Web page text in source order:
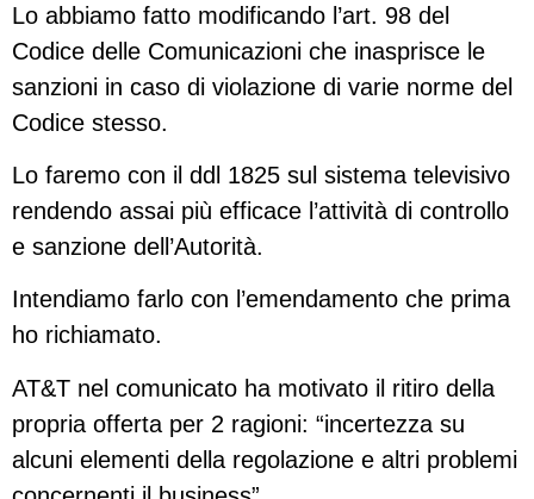
Lo abbiamo fatto modificando l’art. 98 del
Codice delle Comunicazioni che inasprisce le
sanzioni in caso di violazione di varie norme del
Codice stesso.
Lo faremo con il ddl 1825 sul sistema televisivo
rendendo assai più efficace l’attività di controllo
e sanzione dell’Autorità.
Intendiamo farlo con l’emendamento che prima
ho richiamato.
AT&T nel comunicato ha motivato il ritiro della
propria offerta per 2 ragioni: “incertezza su
alcuni elementi della regolazione e altri problemi